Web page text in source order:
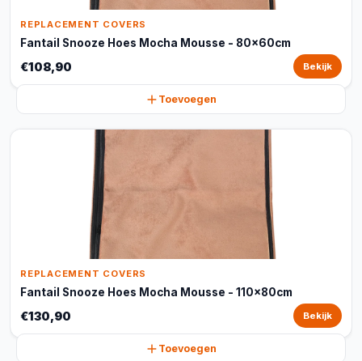
REPLACEMENT COVERS
Fantail Snooze Hoes Mocha Mousse - 80x60cm
€108,90 Bekijk
Toevoegen
REPLACEMENT COVERS
Fantail Snooze Hoes Mocha Mousse - 110x80cm
€130,90 Bekijk
Toevoegen